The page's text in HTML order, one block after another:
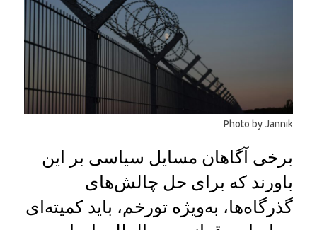
Photo by Jannik
برخی آگاهان مسایل سیاسی بر این
باورند که برای حل چالش‌های
گذرگاه‌ها، به‌ویژه تورخم، باید کمیته‌ای